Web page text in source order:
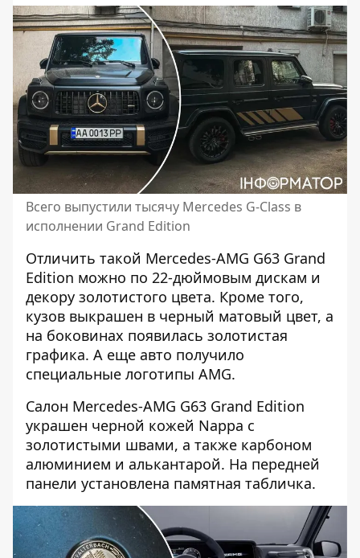
Всего выпустили тысячу Mercedes G-Class в
исполнении Grand Edition
Отличить такой Mercedes-AMG G63 Grand
Edition можно по 22-дюймовым дискам и
декору золотистого цвета. Кроме того,
кузов выкрашен в черный матовый цвет, а
на боковинах появилась золотистая
графика. А еще авто получило
специальные логотипы AMG.
Салон Mercedes-AMG G63 Grand Edition
украшен черной кожей Nappa с
золотистыми швами, а также карбоном
алюминием и алькантарой. На передней
панели установлена ​​памятная табличка.